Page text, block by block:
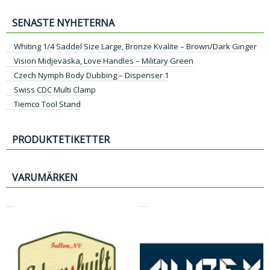
SENASTE NYHETERNA
Whiting 1/4 Saddel Size Large, Bronze Kvalite – Brown/Dark Ginger
Vision Midjeväska, Love Handles – Military Green
Czech Nymph Body Dubbing – Dispenser 1
Swiss CDC Multi Clamp
Tiemco Tool Stand
PRODUKTETIKETTER
VARUMÄRKEN